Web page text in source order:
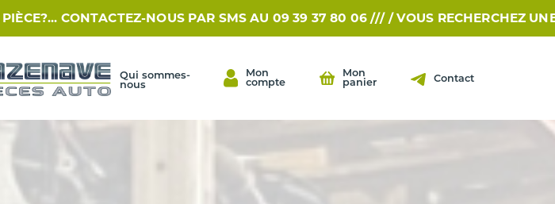
NOUS PAR SMS AU 09 39 37 80 06 /// / VOUS RECHERCHEZ UNE
Qui sommes-
nous
Mon
compte
Mon
panier
Contact